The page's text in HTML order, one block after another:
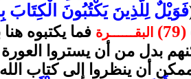
فَوَيْلٌ لِلَّذِينَ يَكْتُبُونَ الْكِتَابَ
(79) البقــــــرة فما يكتبوه
بدل من أن يستروا
أن ينظروا إلى كتاب الله